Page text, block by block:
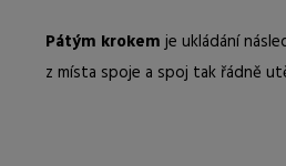
Pátým krokemje ukládání
z místa spoje a spoj tak řádně